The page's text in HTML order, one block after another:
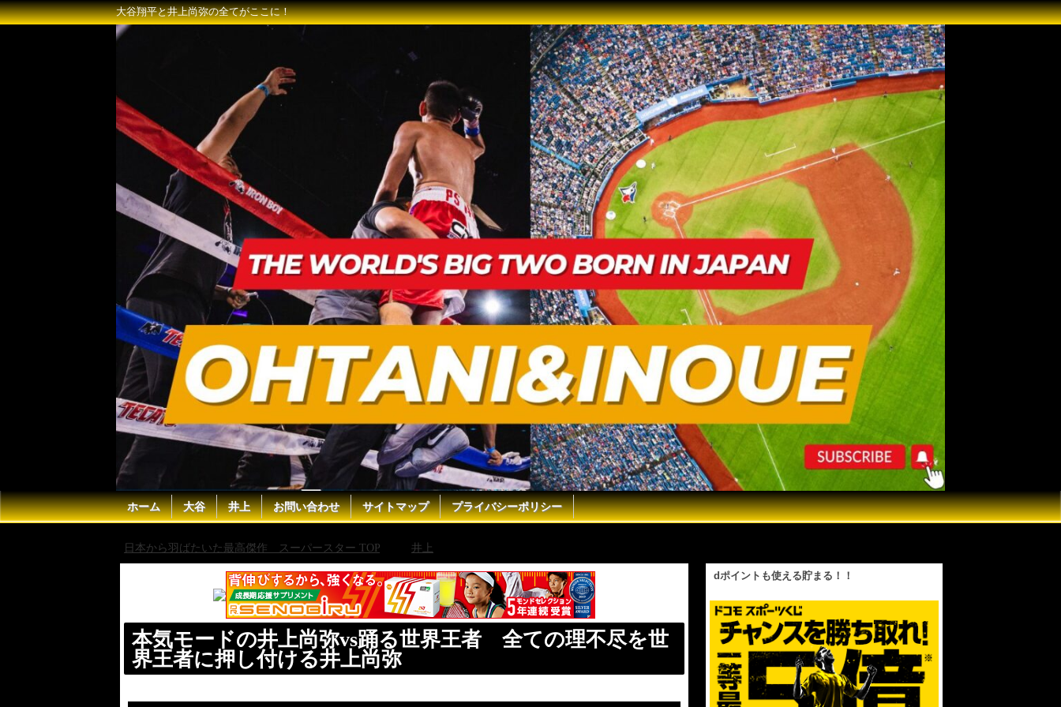
大谷翔平と井上尚弥の全てがここに！
ホーム 大谷 井上 お問い合わせ サイトマップ プライバシーポリシー
日本から羽ばたいた最高傑作 スーパースター TOP 井上
本気モードの井上尚弥vs踊る世界王者 全ての理不尽を世
界王者に押し付ける井上尚弥
dポイントも使える貯まる！！